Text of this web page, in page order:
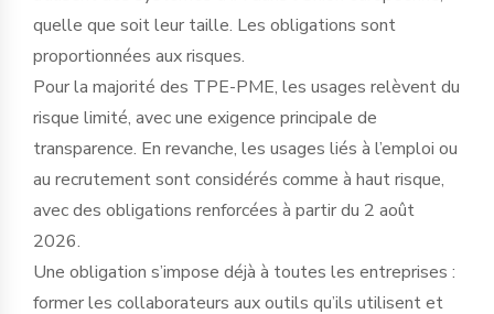
quelle que soit leur taille. Les obligations sont
proportionnées aux risques.
Pour la majorité des TPE-PME, les usages relèvent du
risque limité, avec une exigence principale de
transparence. En revanche, les usages liés à l’emploi ou
au recrutement sont considérés comme à haut risque,
avec des obligations renforcées à partir du 2 août
2026.
Une obligation s’impose déjà à toutes les entreprises :
former les collaborateurs aux outils qu’ils utilisent et